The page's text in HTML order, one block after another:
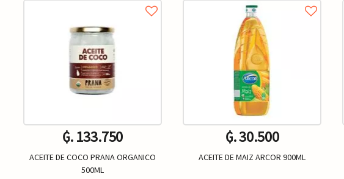
₲. 133.750
ACEITE DE COCO PRANA ORGANICO
500ML
₲. 30.500
ACEITE DE MAIZ ARCOR 900ML